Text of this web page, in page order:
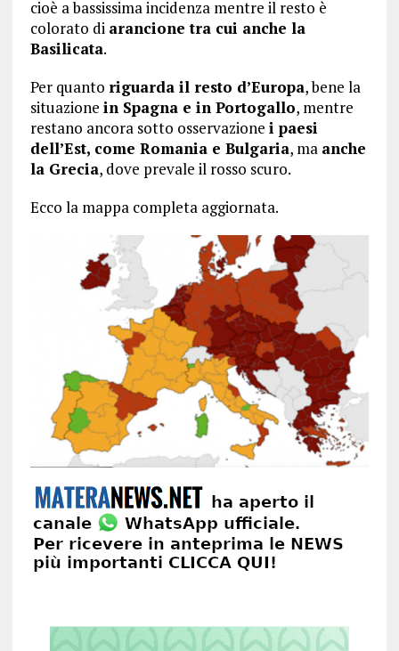
cioè a bassissima incidenza mentre il resto è
colorato di arancione tra cui anche la
Basilicata.
Per quanto riguarda il resto d’Europa, bene la
situazione in Spagna e in Portogallo, mentre
restano ancora sotto osservazione i paesi
dell’Est, come Romania e Bulgaria, ma anche
la Grecia, dove prevale il rosso scuro.
Ecco la mappa completa aggiornata.